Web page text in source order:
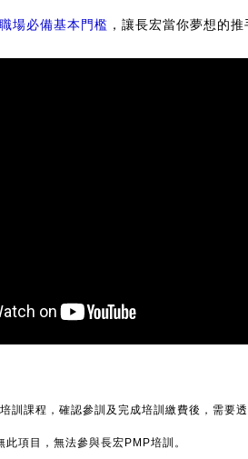
場必備基本門檻 ，讓長宏當你夢想的
訓課程，確認參訓及完成培訓繳費後，需
項目，無法參與長宏PMP培訓。